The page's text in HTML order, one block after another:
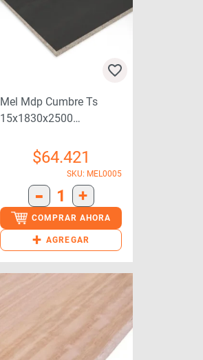
Mel Mdp Cumbre Ts
15x1830x2500
$64.421
SKU: MEL0005
- 1 +
COMPRAR AHORA
+ AGREGAR